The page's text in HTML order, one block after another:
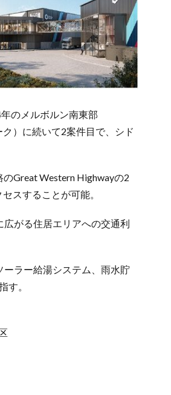
のメルボルン南東部
）に続いて2案件目で、シド
Great Western Highwayの2
スすることが可能。
がる住居エリアへの交通利
ラー給湯システム、雨水貯
す。